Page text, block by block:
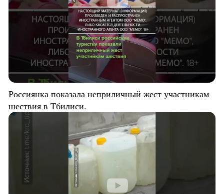
Россиянка показала неприличный жест участникам
шествия в Тбилиси.